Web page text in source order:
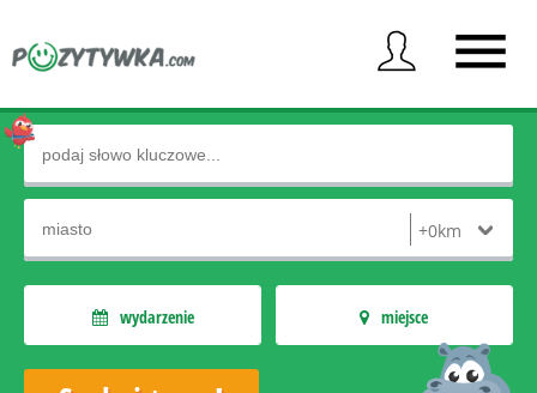
wydarzenie miejsce